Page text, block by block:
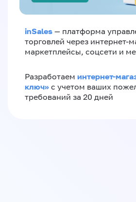
inSales — платформа
торговлей через интернет-
маркетплейсы, соцсети и
Разработаем интернет-
ключ»‎ с учетом ваших
требований за 20 дней